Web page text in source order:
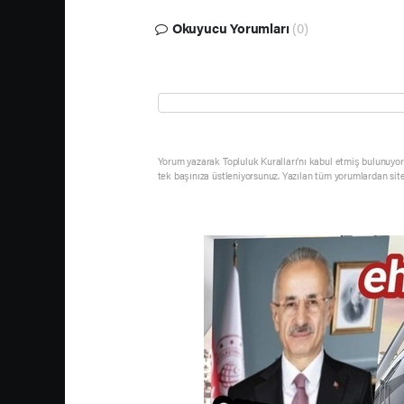
Okuyucu Yorumları (0)
Yorum yazarak Topluluk Kuralları’nı kabul etmiş
tek başınıza üstleniyorsunuz. Yazılan tüm yorumlardan